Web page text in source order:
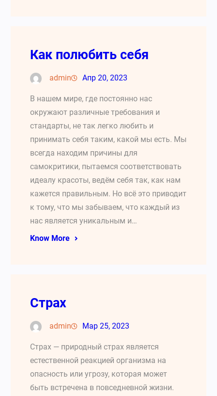
Как полюбить себя
admin Апр 20, 2023
В нашем мире, где постоянно нас
окружают различные требования и
стандарты, не так легко любить и
принимать себя таким, какой мы есть. Мы
всегда находим причины для
самокритики, пытаемся соответствовать
идеалу красоты, ведём себя так, как нам
кажется правильным. Но всё это приводит
к тому, что мы забываем, что каждый из
нас является уникальным и…
Know More
Страх
admin Мар 25, 2023
Страх — природный страх является
естественной реакцией организма на
опасность или угрозу, которая может
быть встречена в повседневной жизни.